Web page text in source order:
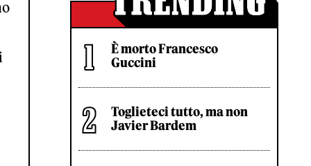
È morto Francesco
Guccini
Toglieteci tutto, ma non
Javier Bardem